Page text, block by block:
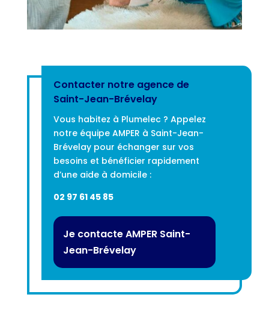
Contacter notre agence de
Saint-Jean-Brévelay
Vous habitez à Plumelec ? Appelez
notre équipe AMPER à Saint-Jean-
Brévelay pour échanger sur vos
besoins et bénéficier rapidement
d’une aide à domicile :
02 97 61 45 85
Je contacte AMPER Saint-
Jean-Brévelay